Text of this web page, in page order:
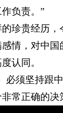
负责。”
珍贵经历，
情，对中
认同。
必须坚持跟
常正确的决